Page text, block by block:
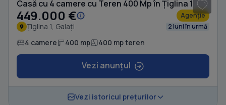
Casă cu 4 camere cu Teren 400 Mp în Țiglina 1
449.000 € Agenție
Țiglina 1, Galați 2 luni în urmă
4 camere 400 mp 400 mp teren
Vezi anunțul
Vezi istoricul prețurilor